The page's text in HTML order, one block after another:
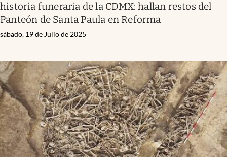
historia funeraria de la CDMX: hallan restos del
Panteón de Santa Paula en Reforma
sábado, 19 de Julio de 2025